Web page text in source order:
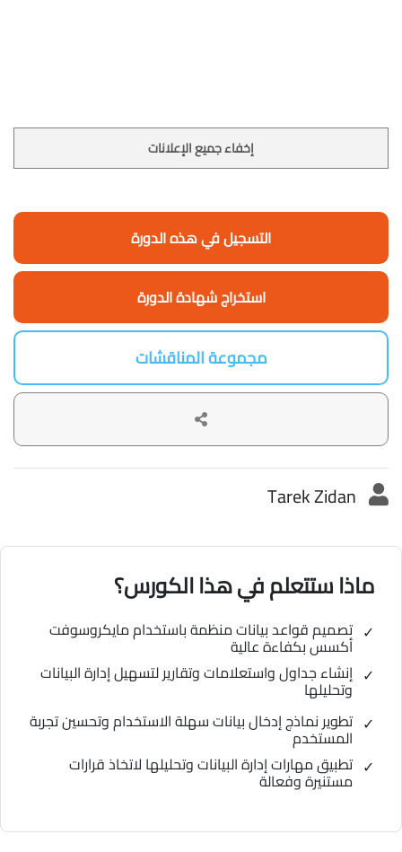
إخفاء جميع الإعلانات
التسجيل في هذه الدورة
استخراج شهادة الدورة
مجموعة المناقشات
Tarek Zidan
ماذا ستتعلم في هذا الكورس؟
تصميم قواعد بيانات منظمة باستخدام مايكروسوفت
أكسس بكفاءة عالية
إنشاء جداول واستعلامات وتقارير لتسهيل إدارة البيانات
وتحليلها
تطوير نماذج إدخال بيانات سهلة الاستخدام وتحسين تجربة
المستخدم
تطبيق مهارات إدارة البيانات وتحليلها لاتخاذ قرارات
مستنيرة وفعالة